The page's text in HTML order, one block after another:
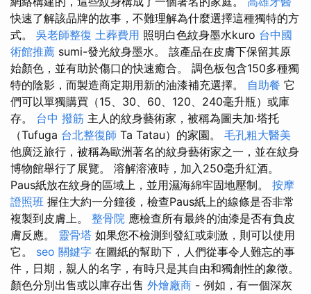
快速了解該品牌的故事，不難理解為什麼選擇這種獨特的方
式。 吳老師整復 土葬費用 照明白色紋身墨水kuro 台中國
術館推薦 sumi-發光紋身墨水。 該產品在皮膚下保留其原
始顏色，並有助於傷口的快速癒合。 調色板包含150多種獨
特的陰影，而製造商定期用新的油漆補充選擇。 自助餐 它
們可以單獨購買（15、30、60、120、240毫升瓶）或庫
存。 台中 撥筋 主人的紋身藝術家，被稱為圖夫加·塔托
（Tufuga 台北整復師 Ta Tatau）的家園。 毛孔粗大醫美
他廣泛旅行，被稱為歐洲著名的紋身藝術家之一，並在紋身
博物館舉行了展覽。 溶解溶液時，加入250毫升紅酒。
Paus紙放在紋身的區域上，並用濕海綿牢固地壓制。 按摩
證照班 握住大約一分鐘後，檢查Paus紙上的線條是否非常
複製到皮膚上。 整骨院 應檢查所有最終的油漆是否有負皮
膚反應。 靈骨塔 如果您不檢測到發紅或刺激，則可以使用
它。 seo 關鍵字 在圖紙的幫助下，人們從事令人難忘的事
件，日期，親人的名字，有時只是其自由和獨創性的象徵。
顏色分別出售或以庫存出售 外燴廠商 - 例如，有一個深灰